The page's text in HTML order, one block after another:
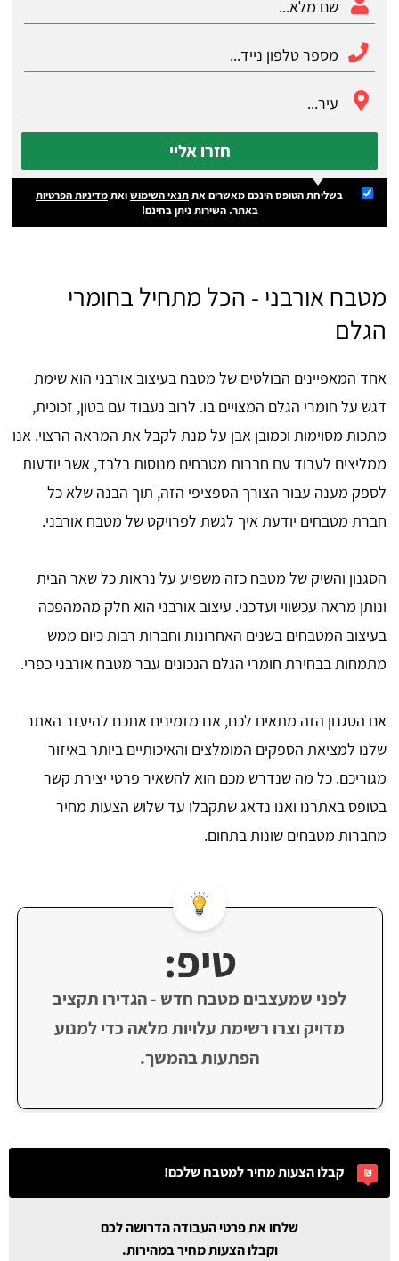
חזרו אליי
בשליחת הטופס הינכם מאשרים אתתנאי השימושואתמדיניות הפרטיות
באתר. השירות ניתן בחינם!
מטבח אורבני - הכל מתחיל בחומרי
הגלם
אחד המאפיינים הבולטים של מטבח בעיצוב אורבני הוא שימת
דגש על חומרי הגלם המצויים בו. לרוב נעבוד עם בטון, זכוכית,
מתכות מסוימות וכמובן אבן על מנת לקבל את המראה הרצוי. אנו
ממליצים לעבוד עם חברות מטבחים מנוסות בלבד, אשר יודעות
לספק מענה עבור הצורך הספציפי הזה, תוך הבנה שלא כל
חברת מטבחים יודעת איך לגשת לפרויקט של מטבח אורבני.
הסגנון והשיק של מטבח כזה משפיע על נראות כל שאר הבית
ונותן מראה עכשווי ועדכני. עיצוב אורבני הוא חלק מהמהפכה
בעיצוב המטבחים בשנים האחרונות וחברות רבות כיום ממש
מתמחות בבחירת חומרי הגלם הנכונים עבר מטבח אורבני כפרי.
אם הסגנון הזה מתאים לכם, אנו מזמינים אתכם להיעזר האתר
שלנו למציאת הספקים המומלצים והאיכותיים ביותר באיזור
מגוריכם. כל מה שנדרש מכם הוא להשאיר פרטי יצירת קשר
בטופס באתרנו ואנו נדאג שתקבלו עד שלוש הצעות מחיר
מחברות מטבחים שונות בתחום.
טיפ:
לפני שמעצבים מטבח חדש - הגדירו תקציב
מדויק וצרו רשימת עלויות מלאה כדי למנוע
הפתעות בהמשך.
קבלו הצעות מחיר למטבח שלכם!
שלחו את פרטי העבודה הדרושה לכם
וקבלו הצעות מחיר במהירות.